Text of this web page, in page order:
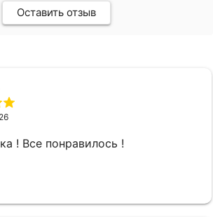
Оставить отзыв
! Все понравилось !